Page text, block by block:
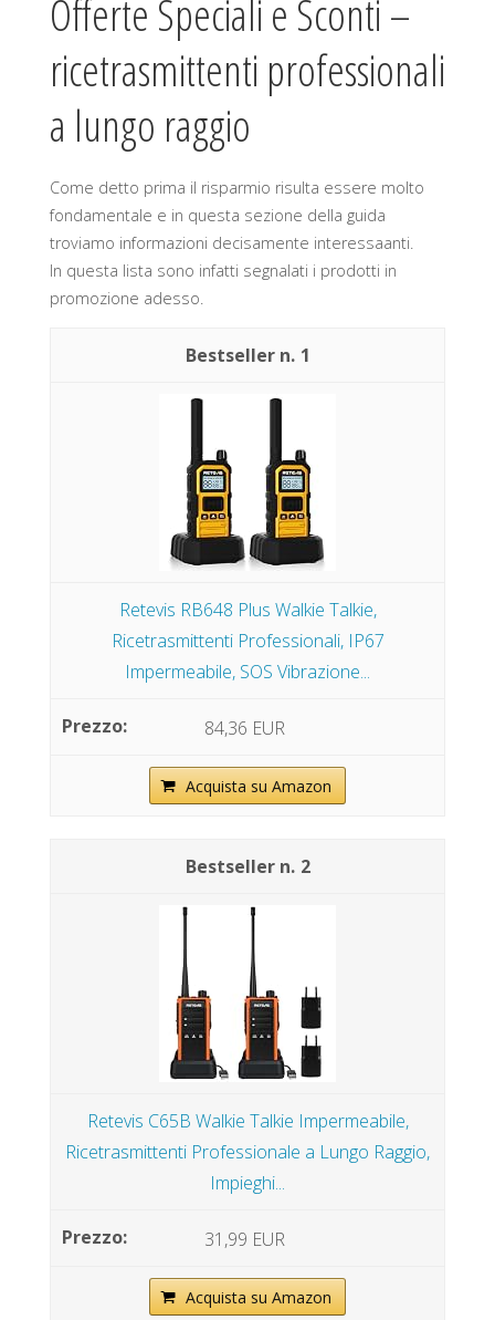
Offerte Speciali e Sconti –
ricetrasmittenti professionali
a lungo raggio
Come detto prima il risparmio risulta essere molto
fondamentale e in questa sezione della guida
troviamo informazioni decisamente interessaanti.
In questa lista sono infatti segnalati i prodotti in
promozione adesso.
1
Retevis RB648 Plus Walkie Talkie,
Ricetrasmittenti Professionali, IP67
Impermeabile, SOS Vibrazione...
84,36 EUR
Acquista su Amazon
2
Retevis C65B Walkie Talkie Impermeabile,
Ricetrasmittenti Professionale a Lungo Raggio,
Impieghi...
31,99 EUR
Acquista su Amazon